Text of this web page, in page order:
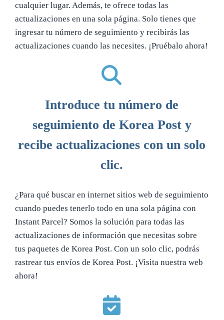
cualquier lugar. Además, te ofrece todas las
actualizaciones en una sola página. Solo tienes que
ingresar tu número de seguimiento y recibirás las
actualizaciones cuando las necesites. ¡Pruébalo ahora!
Introduce tu número de
seguimiento de Korea Post y
recibe actualizaciones con un solo
clic.
¿Para qué buscar en internet sitios web de seguimiento
cuando puedes tenerlo todo en una sola página con
Instant Parcel? Somos la solución para todas las
actualizaciones de información que necesitas sobre
tus paquetes de Korea Post. Con un solo clic, podrás
rastrear tus envíos de Korea Post. ¡Visita nuestra web
ahora!